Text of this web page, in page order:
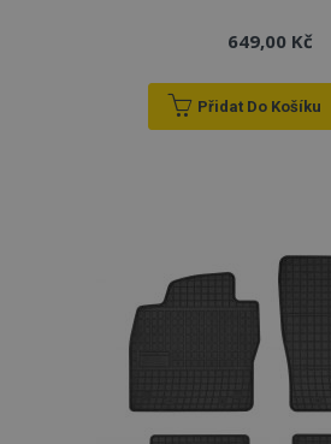
649,00 Kč
Přidat Do Košíku